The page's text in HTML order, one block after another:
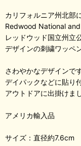
カリフォルニア州北部
Redwood National
レッドウッド国立州立
デザインの刺繍ワッペン
さわやかなデザインです
デイパックなどに貼り
アウトドアに出掛けま
アメリカ輸入品
サイズ：直径約7.6cm